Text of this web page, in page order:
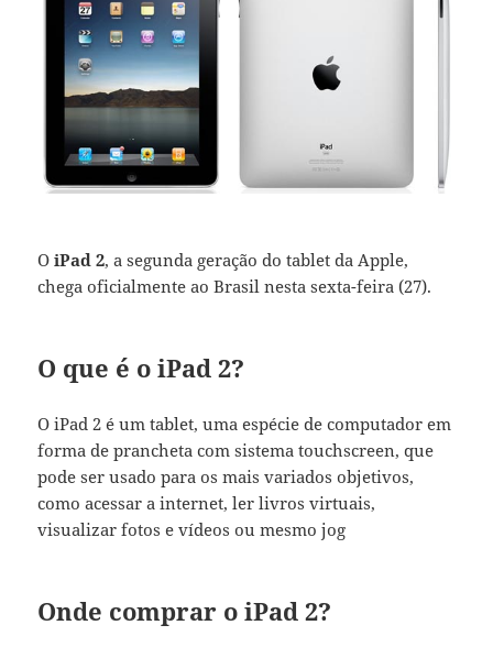
OiPad 2, a segunda geração do tablet da Apple,
chega oficialmente ao Brasil nesta sexta-feira (27).
O que é o iPad 2?
O iPad 2 é um tablet, uma espécie de computador em
forma de prancheta com sistema touchscreen, que
pode ser usado para os mais variados objetivos,
como acessar a internet, ler livros virtuais,
visualizar fotos e vídeos ou mesmo jog
Onde comprar o iPad 2?